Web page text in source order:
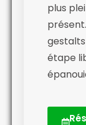
plus
étape